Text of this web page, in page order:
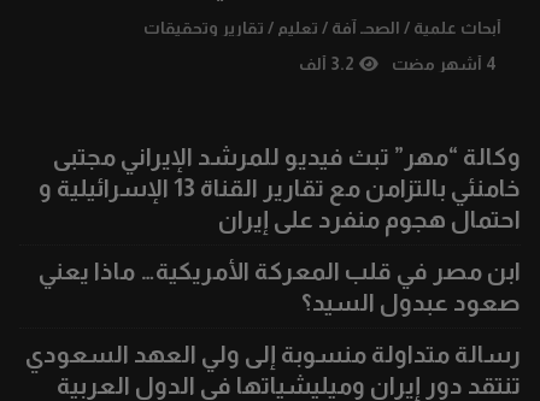
أبحاث علمية / الصحـ آفة / تعليم / تقارير وتحقيقات
4 أشهر مضت
3.2 ألف
وكالة “مهر” تبث فيديو للمرشد الإيراني مجتبى
خامنئي بالتزامن مع تقارير القناة 13 الإسرائيلية و
احتمال هجوم منفرد على إيران
ابن مصر في قلب المعركة الأمريكية… ماذا يعني
صعود عبدول السيد؟
رسالة متداولة منسوبة إلى ولي العهد السعودي
تنتقد دور إيران وميليشياتها في الدول العربية